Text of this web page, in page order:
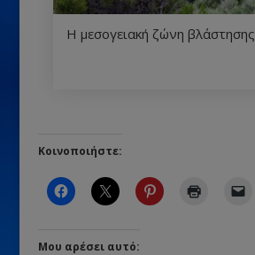
Η μεσογειακή ζώνη βλάστησης
Κοινοποιήστε:
Μου αρέσει αυτό: